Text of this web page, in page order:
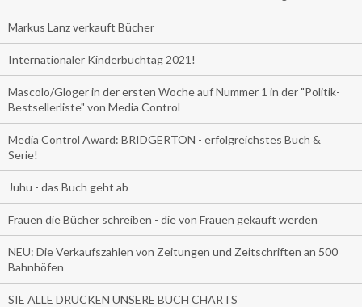
Markus Lanz verkauft Bücher
Internationaler Kinderbuchtag 2021!
Mascolo/Gloger in der ersten Woche auf Nummer 1 in der "Politik-
Bestsellerliste" von Media Control
Media Control Award: BRIDGERTON - erfolgreichstes Buch &
Serie!
Juhu - das Buch geht ab
Frauen die Bücher schreiben - die von Frauen gekauft werden
NEU: Die Verkaufszahlen von Zeitungen und Zeitschriften an 500
Bahnhöfen
SIE ALLE DRUCKEN UNSERE BUCH CHARTS